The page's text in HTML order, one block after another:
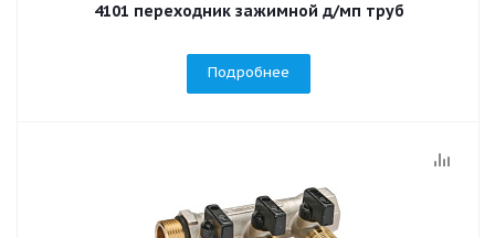
4101 переходник зажимной д/мп труб
Подробнее